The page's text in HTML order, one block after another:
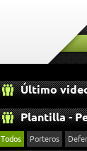
Último
Plantilla -
Todos Porteros